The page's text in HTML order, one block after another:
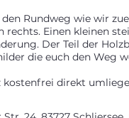
Rundweg wie wir
rechts. Einen kleinen
Der Teil der
die euch den Weg
kostenfrei direkt